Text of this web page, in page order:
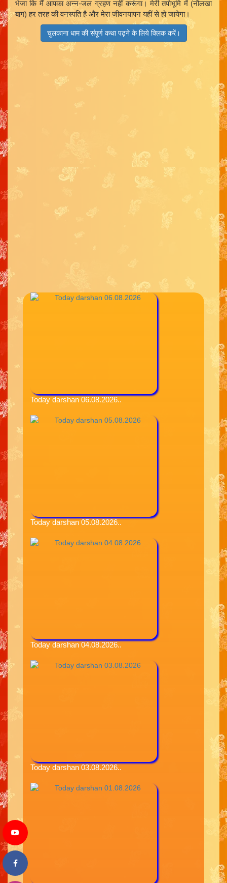
भेजा कि मैं आपका अन्न-जल ग्रहण नहीं करूंगा। मेरी तपोभूमि में (नौलखा
बाग) हर तरह की वनस्पति है और मेरा जीवनयापन यहीं से हो जायेगा।
चुलकाना धाम की संपूर्ण कथा पढ़ने के लिये क्लिक करें।
Today darshan 06.08.2026..
Today darshan 05.08.2026..
Today darshan 04.08.2026..
Today darshan 03.08.2026..